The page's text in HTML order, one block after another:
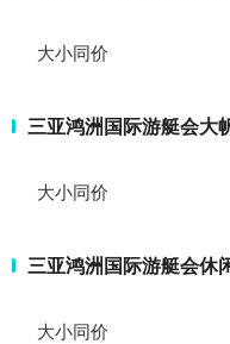
大小同价
三亚鸿洲国际游艇会大
大小同价
三亚鸿洲国际游艇会休
大小同价